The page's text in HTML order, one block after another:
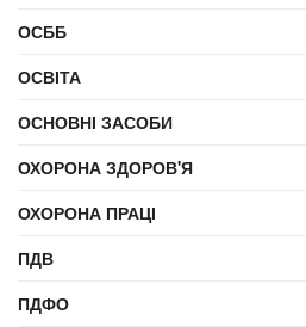
ОСББ
ОСВІТА
ОСНОВНІ ЗАСОБИ
ОХОРОНА ЗДОРОВ'Я
ОХОРОНА ПРАЦІ
ПДВ
ПДФО